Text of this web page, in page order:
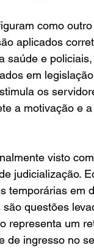
como
aplicados
saúde e
em
os
a motivação e
visto
judicialização.
temporárias em
questões
representa um
de ingresso no